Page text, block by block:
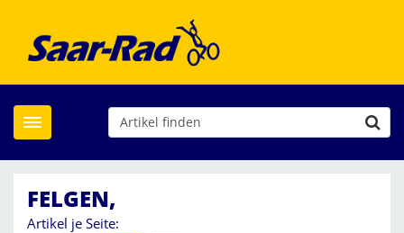
Toggle navigation
FELGEN,
Artikel je Seite: